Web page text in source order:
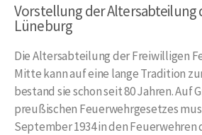
Vorstellung der Altersabteilung
Lüneburg
Die Altersabteilung der Freiwilligen
Mitte kann auf eine lange Tradition
bestand sie schon seit 80 Jahren. Auf
preußischen Feuerwehrgesetzes
September 1934 in den Feuerwehren